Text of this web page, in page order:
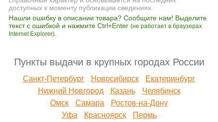
доступных к моменту публикации сведениях.
Нашли ошибку в описании товара? Сообщите нам! Выделите
текст с ошибкой и нажмите Ctrl+Enter (не работает в браузерах
Internet Explorer)
Пункты выдачи в крупных городах России
Санкт-Петербург Новосибирск
Екатеринбург
Нижний Новгород
Казань
Челябинск
Омск
Самара
Ростов-на-Дону
Уфа
Красноярск
Пермь